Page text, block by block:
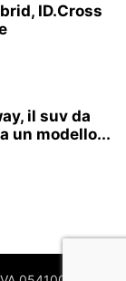
ID.Cross
il suv da
un modello...